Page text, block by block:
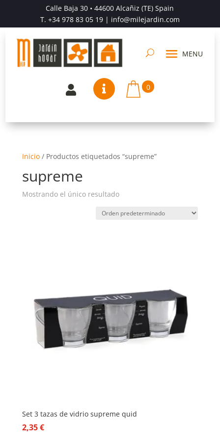
Calle Baja 30 • 44600 Alcañiz (TE) Spain
T. +34 978 83 05 19| info@milejardin.com
  0
Inicio/ Productos etiquetados “supreme”
supreme
Mostrando el único resultado
Set 3 tazas de vidrio supreme quid
2,35€